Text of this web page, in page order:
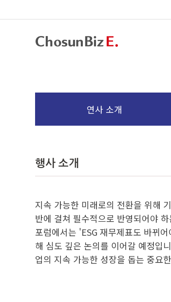
연사 소개
행사 소개
지속 가능한 미래로의 전환을 위해
반에 걸쳐 필수적으로 반영되어야
포럼에서는 'ESG 재무제표도 바뀌
해 심도 깊은 논의를 이어갈 예정입
업의 지속 가능한 성장을 돕는 중요